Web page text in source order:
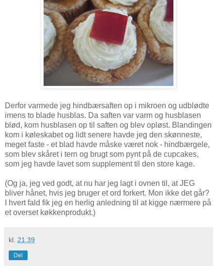
Derfor varmede jeg hindbærsaften op i mikroen og udblødte
imens to blade husblas. Da saften var varm og husblasen
blød, kom husblasen op til saften og blev opløst. Blandingen
kom i køleskabet og lidt senere havde jeg den skønneste,
meget faste - et blad havde måske været nok - hindbærgele,
som blev skåret i tern og brugt som pynt på de cupcakes,
som jeg havde lavet som supplement til den store kage.
(Og ja, jeg ved godt, at nu har jeg lagt i ovnen til, at JEG
bliver hånet, hvis jeg bruger et ord forkert. Mon ikke det går?
I hvert fald fik jeg en herlig anledning til at kigge nærmere på
et overset køkkenprodukt.)
kl. 21.39
Del